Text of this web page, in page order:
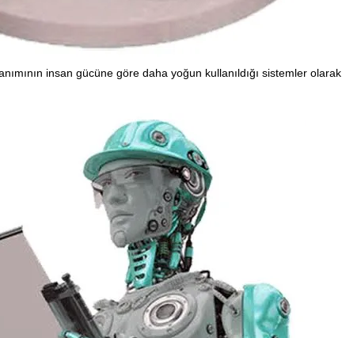
insan gücüne göre daha yoğun kullanıldığı sistemler olarak